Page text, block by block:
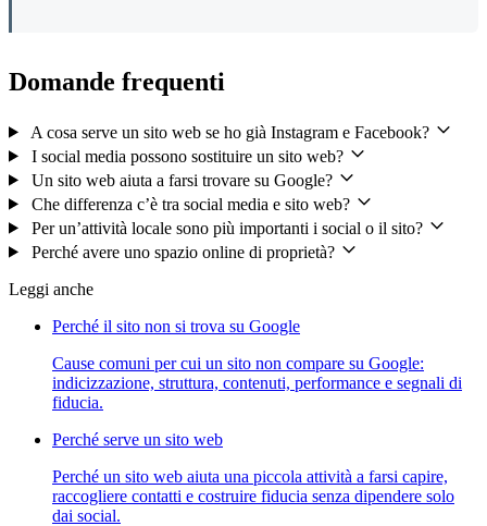
Domande frequenti
A cosa serve un sito web se ho già Instagram e Facebook?
I social media possono sostituire un sito web?
Un sito web aiuta a farsi trovare su Google?
Che differenza c’è tra social media e sito web?
Per un’attività locale sono più importanti i social o il sito?
Perché avere uno spazio online di proprietà?
Leggi anche
Perché il sito non si trova su Google
Cause comuni per cui un sito non compare su Google:
indicizzazione, struttura, contenuti, performance e segnali di
fiducia.
Perché serve un sito web
Perché un sito web aiuta una piccola attività a farsi capire,
raccogliere contatti e costruire fiducia senza dipendere solo
dai social.